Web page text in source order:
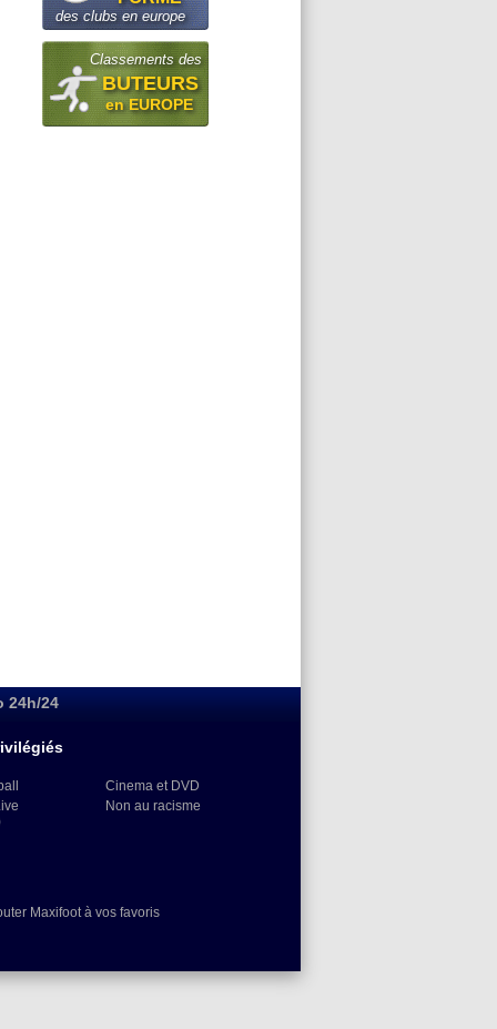
des clubs en europe
Classements des
BUTEURS
en EUROPE
24h/24
Cinema et DVD
Non au racisme
Maxifoot à vos favoris